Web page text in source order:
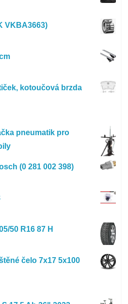
VKBA3663)
kotoučová brzda
pneumatik pro
(0 281 002 398)
50 R16 87 H
čelo 7x17 5x100